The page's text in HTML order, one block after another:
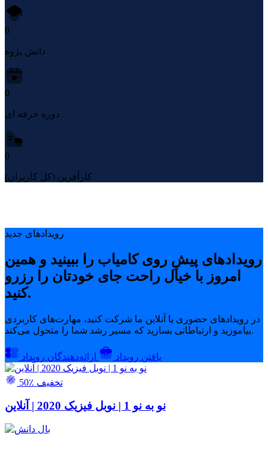
0
دانش پژوه
0
دوره حرفه ای
0
کارآفرین (کل کاربران)
رویدادهای جدید
رویدادهای پیشِ روی کامیاب را ببینید و همین
امروز با خیال راحت جای خودتان را رزرو
کنید.
در رویدادهای حضوری یا آنلاین ما شرکت کنید، مهارت‌های کاربردی
بیاموزید و ارتباطاتی بسازید که مسیر رشد شما را متحول می‌کند.
یافتن رویداد ارائه‌دهندگان رویداد
50٪ تخفیف
نو به نو 1 | نوبل فیزیک 2020 | آنلاین